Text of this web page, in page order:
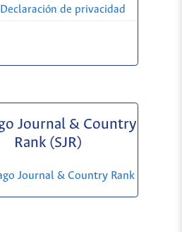
Declaración de privacidad
Journal & Country
Rank (SJR)